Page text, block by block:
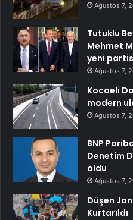
Ağustos 7,
Tutuklu
Mehmet
yeni
Ağustos 7,
Kocaeli
modern
Ağustos 7,
BNP
Denetim
oldu
Ağustos 7,
Düşen
Kurtarıldı